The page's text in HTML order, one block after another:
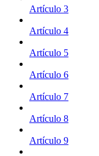
Artículo 3
Artículo 4
Artículo 5
Artículo 6
Artículo 7
Artículo 8
Artículo 9